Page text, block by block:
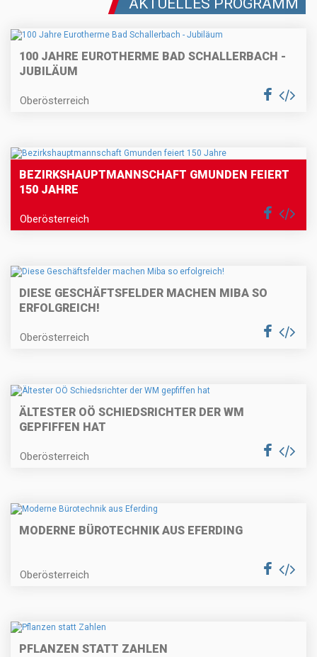
AKTUELLES PROGRAMM
100 JAHRE EUROTHERME BAD SCHALLERBACH -
JUBILÄUM
Oberösterreich
BEZIRKSHAUPTMANNSCHAFT GMUNDEN FEIERT
150 JAHRE
Oberösterreich
DIESE GESCHÄFTSFELDER MACHEN MIBA SO
ERFOLGREICH!
Oberösterreich
ÄLTESTER OÖ SCHIEDSRICHTER DER WM
GEPFIFFEN HAT
Oberösterreich
MODERNE BÜROTECHNIK AUS EFERDING
Oberösterreich
PFLANZEN STATT ZAHLEN